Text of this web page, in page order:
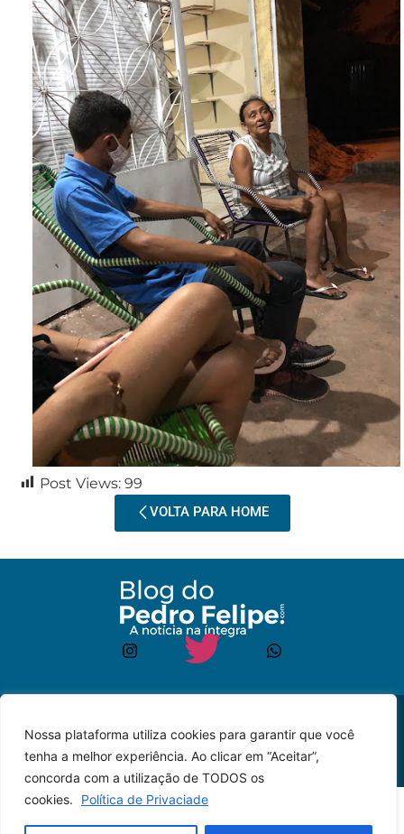
Nossa plataforma utiliza cookies para garantir que você
tenha a melhor experiência. Ao clicar em “Aceitar”,
concorda com a utilização de TODOS os
cookies.
Política de Privaciade
Post Views: 99
VOLTA PARA HOME
direitos reservados.
Lyra